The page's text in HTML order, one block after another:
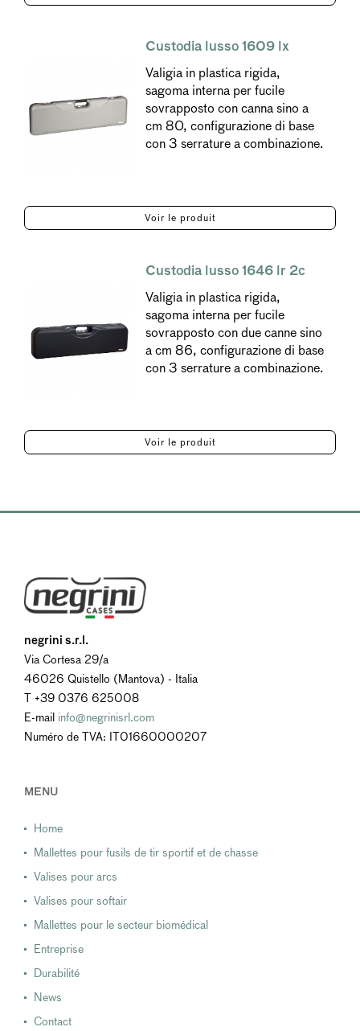
Custodia lusso 1609 lx
Valigia in plastica rigida,
sagoma interna per fucile
sovrapposto con canna sino a
cm 80, configurazione di base
con 3 serrature a combinazione.
Voir le produit
Custodia lusso 1646 lr 2c
Valigia in plastica rigida,
sagoma interna per fucile
sovrapposto con due canne sino
a cm 86, configurazione di base
con 3 serrature a combinazione.
Voir le produit
negrini s.r.l.
Via Cortesa 29/a
46026 Quistello (Mantova) - Italia
T +39 0376 625008
E-mail info@negrinisrl.com
Numéro de TVA: IT01660000207
MENU
Home
Mallettes pour fusils de tir sportif et de chasse
Valises pour arcs
Valises pour softair
Mallettes pour le secteur biomédical
Entreprise
Durabilité
News
Contact